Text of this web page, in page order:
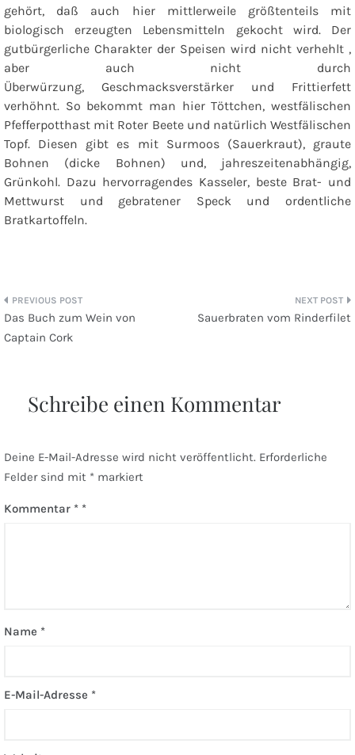
gehört, daß auch hier mittlerweile größtenteils mit
biologisch erzeugten Lebensmitteln gekocht wird. Der
gutbürgerliche Charakter der Speisen wird nicht verhehlt ,
aber auch nicht durch
Überwürzung, Geschmacksverstärker und Frittierfett
verhöhnt. So bekommt man hier Töttchen, westfälischen
Pfefferpotthast mit Roter Beete und natürlich Westfälischen
Topf. Diesen gibt es mit Surmoos (Sauerkraut), graute
Bohnen (dicke Bohnen) und, jahreszeitenabhängig,
Grünkohl. Dazu hervorragendes Kasseler, beste Brat- und
Mettwurst und gebratener Speck und ordentliche
Bratkartoffeln.
Beitragsnavigation
Das Buch zum Wein von
Captain Cork
Sauerbraten vom Rinderfilet
Schreibe einen Kommentar
Deine E-Mail-Adresse wird nicht veröffentlicht. Erforderliche
Felder sind mit * markiert
Kommentar *
Name *
E-Mail-Adresse *